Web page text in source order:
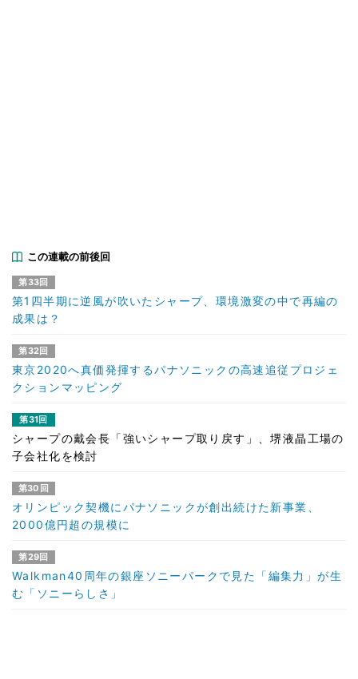
この連載の前後回
第33回
第1四半期に逆風が吹いたシャープ、環境激変の中で再編の
成果は？
第32回
東京2020へ真価発揮するパナソニックの高速追従プロジェ
クションマッピング
第31回
シャープの戴会長「強いシャープ取り戻す」、堺液晶工場の
子会社化を検討
第30回
オリンピック契機にパナソニックが創出続けた新事業、
2000億円超の規模に
第29回
Walkman40周年の銀座ソニーパークで見た「編集力」が生
む「ソニーらしさ」